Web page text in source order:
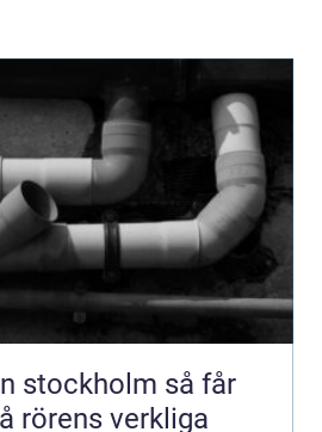
så får
rörens verkliga